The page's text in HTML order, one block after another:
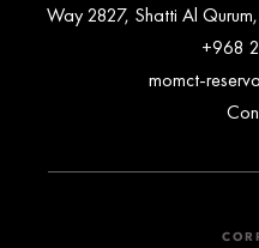
Way 2827, Shatti Al
+968
momct-